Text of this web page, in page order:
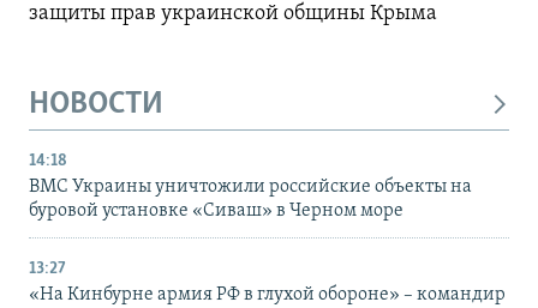
защиты прав украинской общины Крыма
НОВОСТИ
14:18
ВМС Украины уничтожили российские объекты на
буровой установке «Сиваш» в Черном море
13:27
«На Кинбурне армия РФ в глухой обороне» – командир